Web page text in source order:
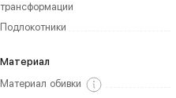
трансформации
Подлокотники
Материал
Материал обивки